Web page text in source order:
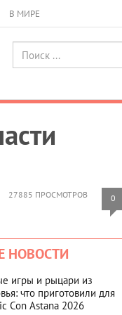
В МИРЕ
27885 ПРОСМОТРОВ 0
НОВОСТИ
игры и рыцари из
что приготовили для
Con Astana 2026